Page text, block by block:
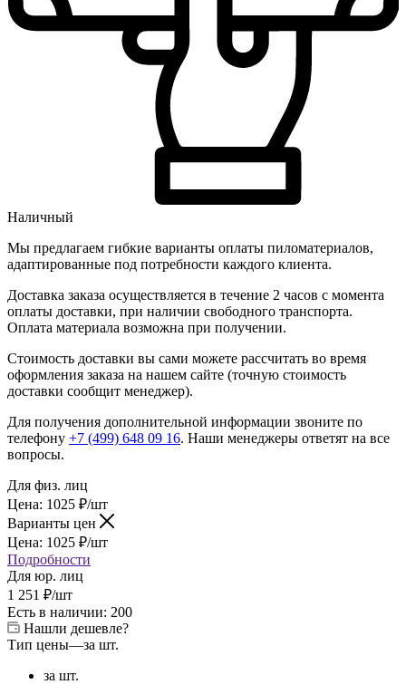
Наличный
Мы предлагаем гибкие варианты оплаты пиломатериалов,
адаптированные под потребности каждого клиента.
Доставка заказа осуществляется в течение 2 часов с момента
оплаты доставки, при наличии свободного транспорта.
Оплата материала возможна при получении.
Стоимость доставки вы сами можете рассчитать во время
оформления заказа на нашем сайте (точную стоимость
доставки сообщит менеджер).
Для получения дополнительной информации звоните по
телефону +7 (499) 648 09 16. Наши менеджеры ответят на все
вопросы.
Для физ. лиц
Цена: 1025 ₽/шт
Варианты цен
Цена: 1025 ₽/шт
Подробности
Для юр. лиц
1 251 ₽/шт
Есть в наличии: 200
Нашли дешевле?
Тип цены—за шт.
за шт.